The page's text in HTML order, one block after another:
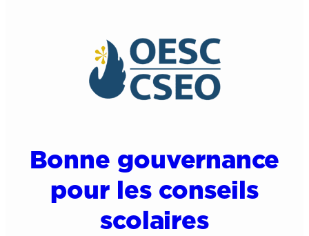
Bonne gouvernance
pour les conseils
scolaires